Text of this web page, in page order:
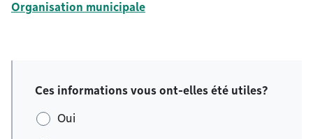
Organisation municipale
Ces informations vous ont-elles été utiles?
Oui